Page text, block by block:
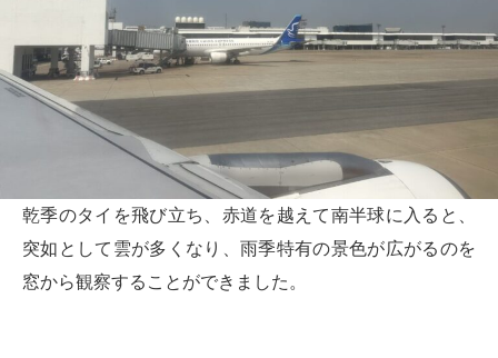
乾季のタイを飛び立ち、赤道を越えて南半球に入ると、
突如として雲が多くなり、雨季特有の景色が広がるのを
窓から観察することができました。